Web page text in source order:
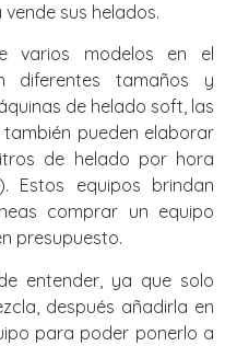
sus helados.
varios modelos en el
diferentes tamaños y
de helado soft, las
pueden elaborar
de helado por hora
Estos equipos brindan
comprar un equipo
presupuesto.
entender, ya que solo
después añadirla en
para poder ponerlo a